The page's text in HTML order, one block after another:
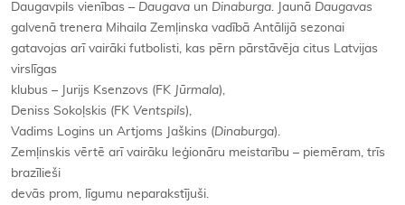
Daugavpils vienības – Daugava un Dinaburga. Jaunā Daugavas
galvenā trenera Mihaila Zemļinska vadībā Antālijā sezonai
gatavojas arī vairāki futbolisti, kas pērn pārstāvēja citus Latvijas
virslīgas
klubus – Jurijs Ksenzovs (FK Jūrmala),
Deniss Sokoļskis (FK Ventspils),
Vadims Logins un Artjoms Jaškins (Dinaburga).
Zemļinskis vērtē arī vairāku leģionāru meistarību – piemēram, trīs
brazīlieši
devās prom, līgumu neparakstījuši.